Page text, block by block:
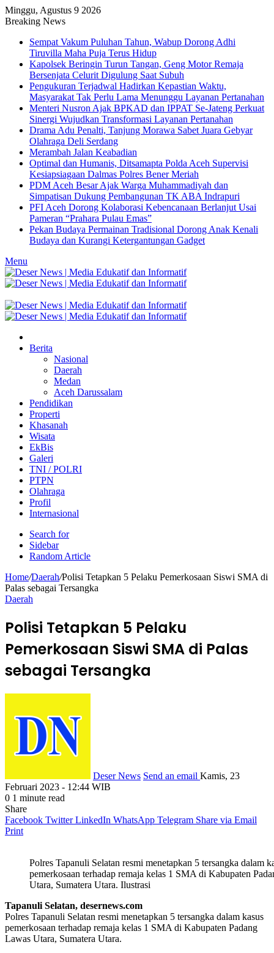
Minggu, Agustus 9 2026
Breaking News
Sempat Vakum Puluhan Tahun, Wabup Dorong Adhi
Tiruvilla Maha Puja Terus Hidup
Kapolsek Beringin Turun Tangan, Geng Motor Remaja
Bersenjata Celurit Digulung Saat Subuh
Pengukuran Terjadwal Hadirkan Kepastian Waktu,
Masyarakat Tak Perlu Lama Menunggu Layanan Pertanahan
Menteri Nusron Ajak BPKAD dan IPPAT Se-Jateng Perkuat
Sinergi Wujudkan Transformasi Layanan Pertanahan
Drama Adu Penalti, Tanjung Morawa Sabet Juara Gebyar
Olahraga Deli Serdang
Merambah Jalan Keabadian
Optimal dan Humanis, Ditsamapta Polda Aceh Supervisi
Kesiapsiagaan Dalmas Polres Bener Meriah
PDM Aceh Besar Ajak Warga Muhammadiyah dan
Simpatisan Dukung Pembangunan TK ABA Indrapuri
PFI Aceh Dorong Kolaborasi Kebencanaan Berlanjut Usai
Pameran “Prahara Pulau Emas”
Pekan Budaya Permainan Tradisional Dorong Anak Kenali
Budaya dan Kurangi Ketergantungan Gadget
Menu
Berita
Nasional
Daerah
Medan
Aceh Darussalam
Pendidikan
Properti
Khasanah
Wisata
EkBis
Galeri
TNI / POLRI
PTPN
Olahraga
Profil
Internasional
Search for
Sidebar
Random Article
Home/Daerah/Polisi Tetapkan 5 Pelaku Pemerkosaan Siswi SMA di
Palas sebagai Tersangka
Daerah
Polisi Tetapkan 5 Pelaku
Pemerkosaan Siswi SMA di Palas
sebagai Tersangka
Deser News Send an email Kamis, 23
Februari 2023 - 12:44 WIB
0 1 minute read
Share
Facebook Twitter LinkedIn WhatsApp Telegram Share via Email
Print
Polres Tapanuli Selatan resmi menetapkan 5 tersangka dalam
pemerkosaan terhadap remaja kelas 1 SMA di Kabupaten
Utara, Sumatera Utara. Ilustrasi
Tapanuli Selatan, desernews.com
Polres Tapanuli Selatan resmi menetapkan 5 tersangka dalam kasus
pemerkosaan terhadap remaja kelas 1 SMA di Kabupaten Padang
Lawas Utara, Sumatera Utara.